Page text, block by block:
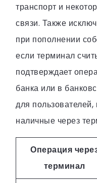
транспорт и
связи. Также
при пополнении
если терминал
подтверждает
банка или в
для
наличные через
Операция
терминал